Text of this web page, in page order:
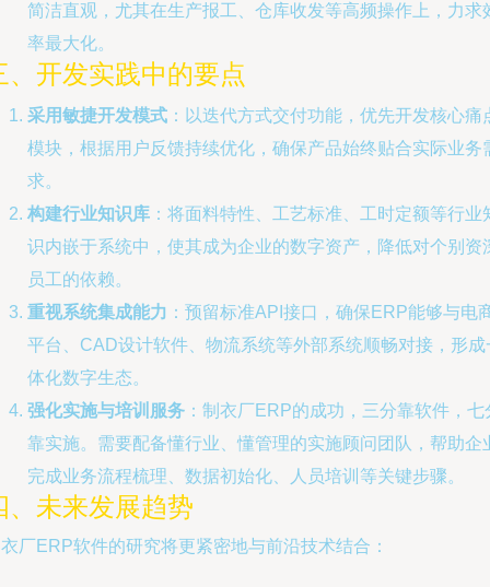
简洁直观，尤其在生产报工、仓库收发等高频操作上，力求
率最大化。
、开发实践中的要点
采用敏捷开发模式 ：以迭代方式交付功能，优先开发核心痛
模块，根据用户反馈持续优化，确保产品始终贴合实际业务
求。
构建行业知识库 ：将面料特性、工艺标准、工时定额等行业
识内嵌于系统中，使其成为企业的数字资产，降低对个别资
员工的依赖。
重视系统集成能力 ：预留标准API接口，确保ERP能够与电
平台、CAD设计软件、物流系统等外部系统顺畅对接，形成
体化数字生态。
强化实施与培训服务 ：制衣厂ERP的成功，三分靠软件，七
靠实施。需要配备懂行业、懂管理的实施顾问团队，帮助企
完成业务流程梳理、数据初始化、人员培训等关键步骤。
、未来发展趋势
厂ERP软件的研究将更紧密地与前沿技术结合：